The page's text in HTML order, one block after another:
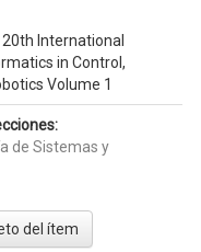
International
in Control,
Volume 1
de Sistemas y
del ítem